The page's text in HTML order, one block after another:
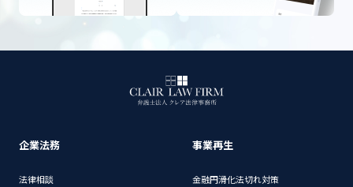
企業法務
法律相談
事業再生
金融円滑化法切れ対策